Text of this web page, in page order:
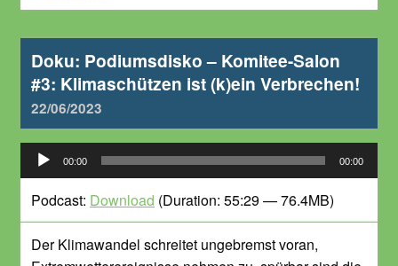
Doku: Podiumsdisko – Komitee-Salon
#3: Klimaschützen ist (k)ein Verbrechen!
22/06/2023
Audio-
Player
00:00 00:00
Podcast: Download (Duration: 55:29 — 76.4MB)
Der Klimawandel schreitet ungebremst voran,